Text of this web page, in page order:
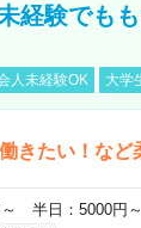
経験でも
人未経験OK 大学
きたい！な
～ 半日：5000円